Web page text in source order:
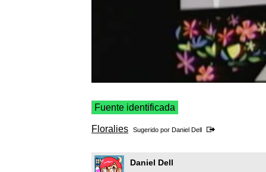
Fuente identificada
Floralies Sugerido por Daniel Dell
Daniel Dell